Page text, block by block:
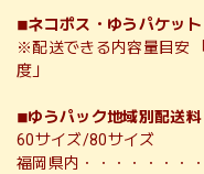
◾︎ネコポス・ゆうパケッ
※配送できる内容量目安
度」
◾︎ゆうパック地域別配送料
60サイズ/80サイズ
福岡県内・・・・・・・